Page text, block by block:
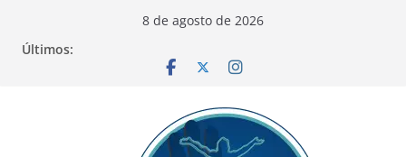
8 de agosto de 2026
Últimos: